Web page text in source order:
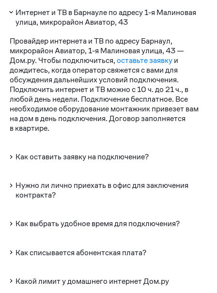
Интернет и ТВ в Барнауле по адресу 1-я Малиновая
улица, микрорайон Авиатор, 43
Провайдер интернета и ТВ по адресу Барнаул,
микрорайон Авиатор, 1-я Малиновая улица, 43 —
Дом.ру. Чтобы подключиться,оставьте заявкуи
дождитесь, когда оператор свяжется с вами для
обсуждения дальнейших условий подключения.
Подключить интернет и ТВ можно с 10 ч. до 21 ч., в
любой день недели. Подключение бесплатное. Все
необходимое оборудование монтажник привезет вам
на дом в день подключения. Договор заполняется
в квартире.
Как оставить заявку на подключение?
Нужно ли лично приехать в офис для заключения
контракта?
Как выбрать удобное время для подключения?
Как списывается абонентская плата?
Какой лимит у домашнего интернет Дом.ру